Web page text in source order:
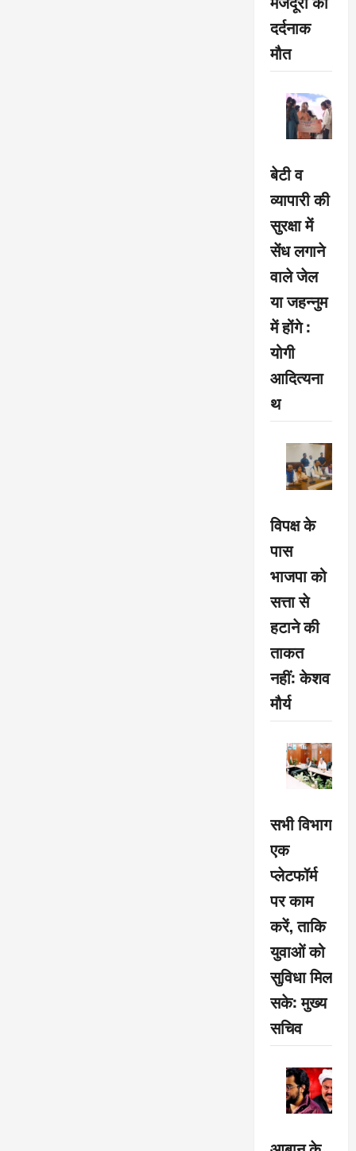
दर्दनाक
मौत
बेटी व
व्यापारी की
सुरक्षा में
सेंध लगाने
वाले जेल
या जहन्नुम
में होंगे :
योगी
आदित्यना
थ
विपक्ष के
पास
भाजपा को
सत्ता से
हटाने की
ताकत
नहीं: केशव
मौर्य
सभी विभाग
एक
प्लेटफॉर्म
पर काम
करें, ताकि
युवाओं को
सुविधा मिल
सके: मुख्य
सचिव